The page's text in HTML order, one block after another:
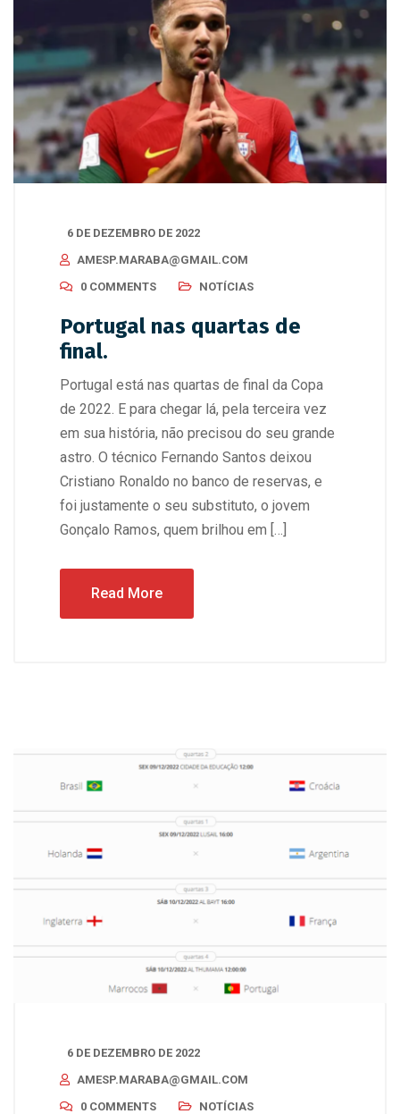
6 DE DEZEMBRO DE 2022
AMESP.MARABA@GMAIL.COM
0 COMMENTS
NOTÍCIAS
Portugal nas quartas de
final.
Portugal está nas quartas de final da Copa
de 2022. E para chegar lá, pela terceira vez
em sua história, não precisou do seu grande
astro. O técnico Fernando Santos deixou
Cristiano Ronaldo no banco de reservas, e
foi justamente o seu substituto, o jovem
Gonçalo Ramos, quem brilhou em […]
Read More
6 DE DEZEMBRO DE 2022
AMESP.MARABA@GMAIL.COM
0 COMMENTS
NOTÍCIAS